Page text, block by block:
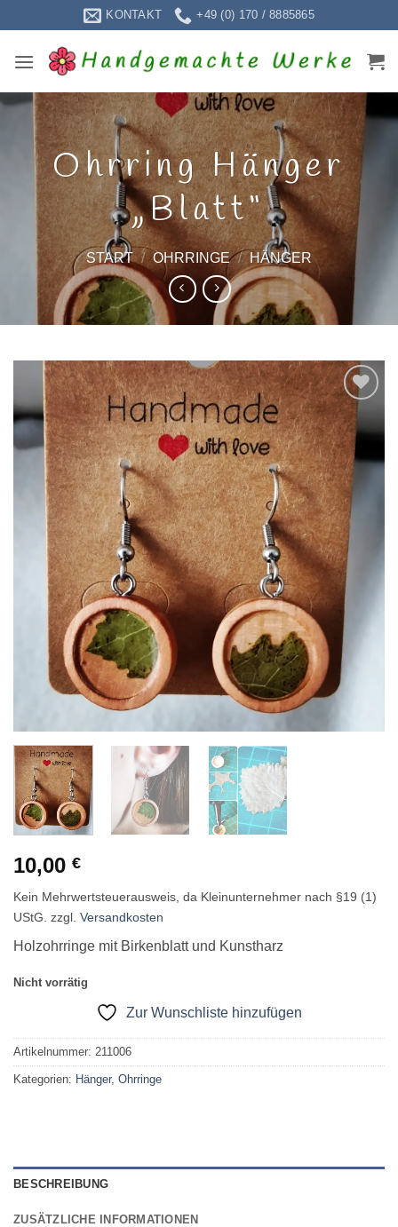
Inhalt
springen
KONTAKT +49 (0) 170 / 8885865
Ohrring Hänger
„Blatt“
START / OHRRINGE / HÄNGER
Zur
Wunschliste
hinzufügen
10,00 €
Kein Mehrwertsteuerausweis, da Kleinunternehmer nach §19 (1)
UStG. zzgl. Versandkosten
Holzohrringe mit Birkenblatt und Kunstharz
Nicht vorrätig
Zur Wunschliste hinzufügen
Artikelnummer: 211006
Kategorien: Hänger, Ohrringe
BESCHREIBUNG
ZUSÄTZLICHE INFORMATIONEN